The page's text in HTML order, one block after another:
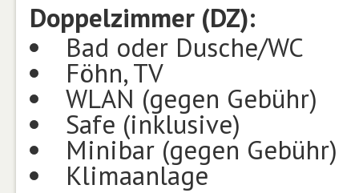
Doppelzimmer (DZ):
Bad oder Dusche/WC
Föhn, TV
WLAN (gegen Gebühr)
Safe (inklusive)
Minibar (gegen Gebühr)
Klimaanlage